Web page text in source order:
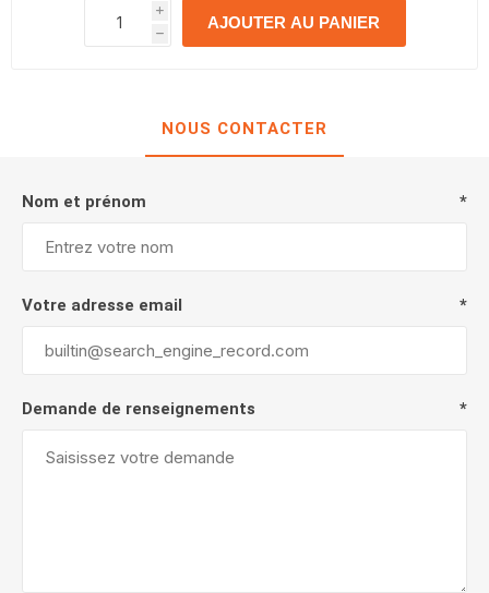
i
h
h
AJOUTER AU PANIER
NOUS CONTACTER
Nom et prénom *
Votre adresse email *
Demande de renseignements *